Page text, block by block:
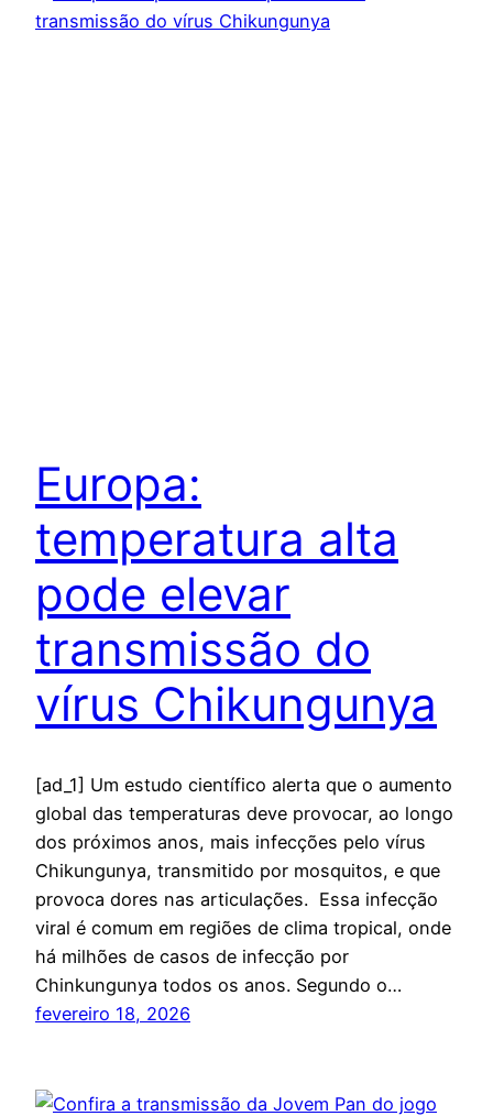
Europa:
temperatura alta
pode elevar
transmissão do
vírus Chikungunya
[ad_1] Um estudo científico alerta que o aumento
global das temperaturas deve provocar, ao longo
dos próximos anos, mais infecções pelo vírus
Chikungunya, transmitido por mosquitos, e que
provoca dores nas articulações. Essa infecção
viral é comum em regiões de clima tropical, onde
há milhões de casos de infecção por
Chinkungunya todos os anos. Segundo o…
fevereiro 18, 2026